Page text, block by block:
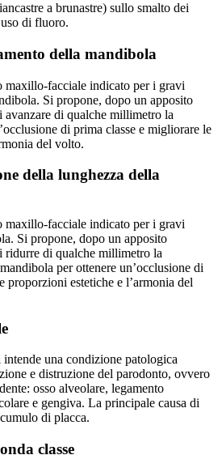
a brunastre) sullo smalto dei
di fluoro.
della mandibola
facciale indicato per i gravi
Si propone, dopo un apposito
di qualche millimetro la
di prima classe e migliorare le
del volto.
della lunghezza della
facciale indicato per i gravi
Si propone, dopo un apposito
ridurre di qualche millimetro la
per ottenere un’occlusione di
proporzioni estetiche e l’armonia del
intende una condizione patologica
e distruzione del parodonto, ovvero
osso alveolare, legamento
e gengiva. La principale causa di
di placca.
classe